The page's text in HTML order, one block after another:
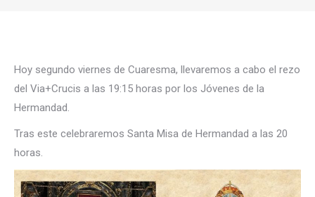
Hoy segundo viernes de Cuaresma, llevaremos a cabo el rezo
del Via+Crucis a las 19:15 horas por los Jóvenes de la
Hermandad.
Tras este celebraremos Santa Misa de Hermandad a las 20
horas.